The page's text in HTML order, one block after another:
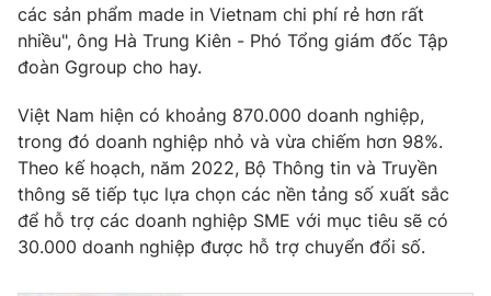
Thị trường
Tư vấn
Lịch phát sóng
Emagazine Podcast
Photo Infographic
Shorts video
các sản phẩm made in Vietnam chi phí rẻ hơn rất
nhiều", ông Hà Trung Kiên - Phó Tổng giám đốc Tập
đoàn Ggroup cho hay.
Việt Nam hiện có khoảng 870.000 doanh nghiệp,
trong đó doanh nghiệp nhỏ và vừa chiếm hơn 98%.
Theo kế hoạch, năm 2022, Bộ Thông tin và Truyền
thông sẽ tiếp tục lựa chọn các nền tảng số xuất sắc
để hỗ trợ các doanh nghiệp SME với mục tiêu sẽ có
30.000 doanh nghiệp được hỗ trợ chuyển đổi số.